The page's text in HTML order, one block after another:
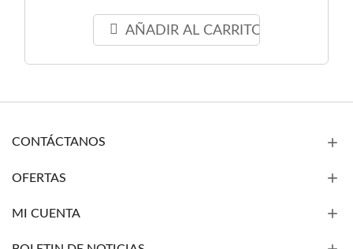
AÑADIR AL CARRITO
CONTÁCTANOS
OFERTAS
MI CUENTA